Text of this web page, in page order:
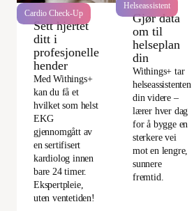
Cardio Check-Up
Sett hjertet
ditt i
profesjonelle
hender
Med Withings+
kan du få et
hvilket som helst
EKG
gjennomgått av
en sertifisert
kardiolog innen
bare 24 timer.
Ekspertpleie,
uten ventetiden!
Helseassistent
Gjør data
om til
helseplan
din
Withings+ tar
helseassistenten
din videre –
lærer hver dag
for å bygge en
sterkere vei
mot en lengre,
sunnere
fremtid.